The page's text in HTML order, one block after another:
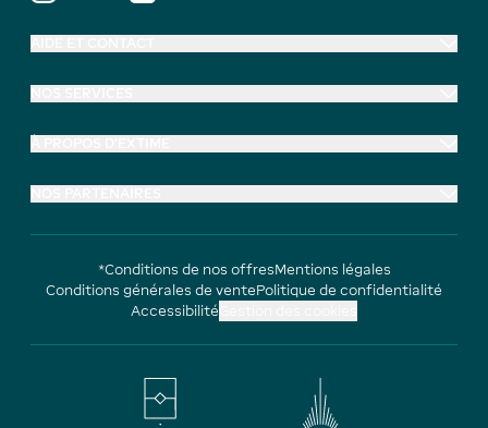
*Conditions de nos offresMentions légales
Conditions générales de ventePolitique de confidentialité
Accessibilité